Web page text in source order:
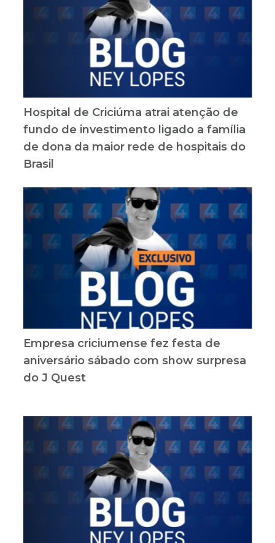
Hospital de Criciúma atrai atenção de
fundo de investimento ligado a família
de dona da maior rede de hospitais do
Brasil
Empresa criciumense fez festa de
aniversário sábado com show surpresa
do J Quest